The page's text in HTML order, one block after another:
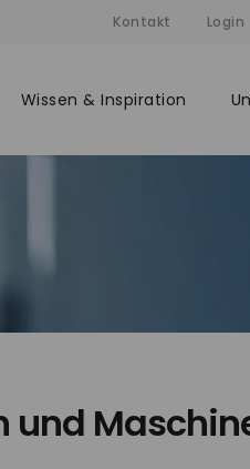
Kontakt Login
Wissen & Inspiration
und